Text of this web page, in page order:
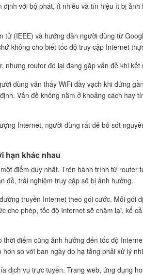
với bộ phát, ít nhiễu và tín hiệu ít bị
tử (IEEE) và hướng dẫn người dùng từ
không cho biết tốc độ truy cập Internet
nhưng router đó lại đang gặp vấn đề khi kết
dùng vẫn thấy WiFi đầy vạch khi đứng
Vấn đề không nằm ở khoảng cách hay
Internet, người dùng rất dễ bỏ sót
hạn khác nhau
điểm duy nhất. Trên hành trình từ router
đề, trải nghiệm truy cập sẽ bị ảnh hưởng.
truyền Internet theo gói cước. Mỗi gói
cho phép, tốc độ Internet sẽ chậm lại, kể
điểm cũng ảnh hưởng đến tốc độ
so với ban ngày do hạ tầng phải xử lý
dịch vụ trực tuyến. Trang web, ứng dụng